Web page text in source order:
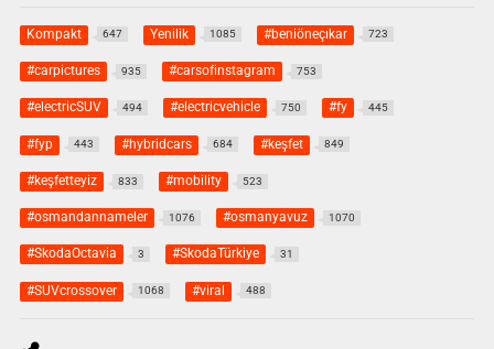
Kompakt 647 Yenilik 1085 #beniöneçıkar 723
#carpictures 935 #carsofinstagram 753
#electricSUV 494 #electricvehicle 750 #fy 445
#fyp 443 #hybridcars 684 #keşfet 849
#keşfetteyiz 833 #mobility 523
#osmandannameler 1076 #osmanyavuz 1070
#SkodaOctavia 3 #SkodaTürkiye 31
#SUVcrossover 1068 #viral 488